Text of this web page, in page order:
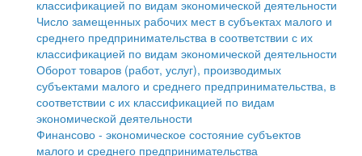
Социальная защита
Фотоальбом
Муниципальные услуги
Проекты административных регламентов
Антимонопольный комплаенс
Противодействие коррупции
Информационная поддержка субъектов малого и
среднего предпринимательства
Муниципальные программы
Контрольно-счетная палата
классификацией по видам экономической деятельности
Число замещенных рабочих мест в субъектах малого и
среднего предпринимательства в соответствии с их
классификацией по видам экономической деятельности
Оборот товаров (работ, услуг), производимых
субъектами малого и среднего предпринимательства, в
соответствии с их классификацией по видам
экономической деятельности
Финансово - экономическое состояние субъектов
малого и среднего предпринимательства